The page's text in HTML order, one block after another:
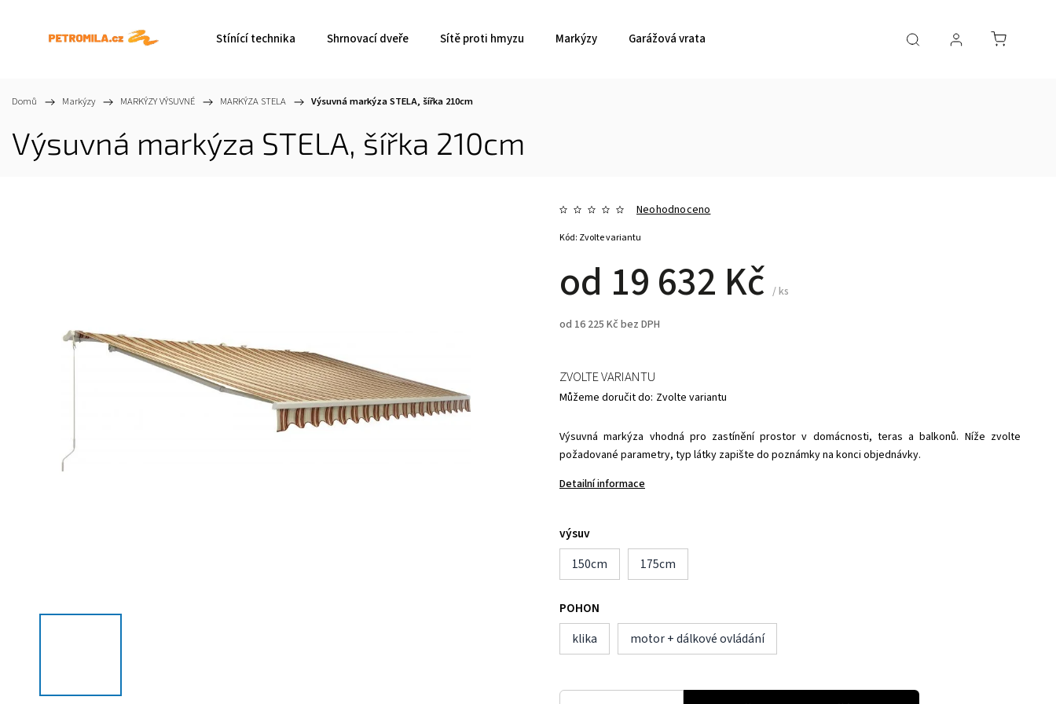
Stínící technika Shrnovací dveře Sítě proti hmyzu Markýzy Garážová vrata
Domů / Markýzy / MARKÝZY VÝSUVNÉ / MARKÝZA STELA / Výsuvná markýza STELA, šířka 210cm
Výsuvná markýza STELA, šířka 210cm
Neohodnoceno
od 19 632 Kč / ks
od 16 225 Kč bez DPH
Kód: Zvolte variantu
Výsuvná markýza vhodná pro zastínění prostor v domácnosti, teras a balkonů. Níže zvolte
požadované parametry, typ látky zapište do poznámky na konci objednávky.
Detailní informace
výsuv
150cm
175cm
POHON
klika
motor + dálkové ovládání
ZVOLTE VARIANTU
Můžeme doručit do: Zvolte variantu